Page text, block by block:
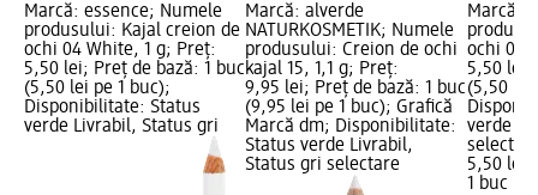
Marcă: essence; Numele
produsului: Kajal creion de
ochi 04 White, 1 g; Preț:
5,50 lei; Preț de bază: 1 buc
(5,50 lei pe 1 buc);
Disponibilitate: Status
verde Livrabil, Status gri
Marcă: alverde
NATURKOSMETIK; Numele
produsului: Creion de ochi
kajal 15, 1,1 g; Preț:
9,95 lei; Preț de bază: 1 buc
(9,95 lei pe 1 buc); Grafică
Marcă dm; Disponibilitate:
Status verde Livrabil,
Status gri selectare
Marcă:
ochi 01
5,50 lei;
(5,50 lei
verde
5,50 lei
1 buc